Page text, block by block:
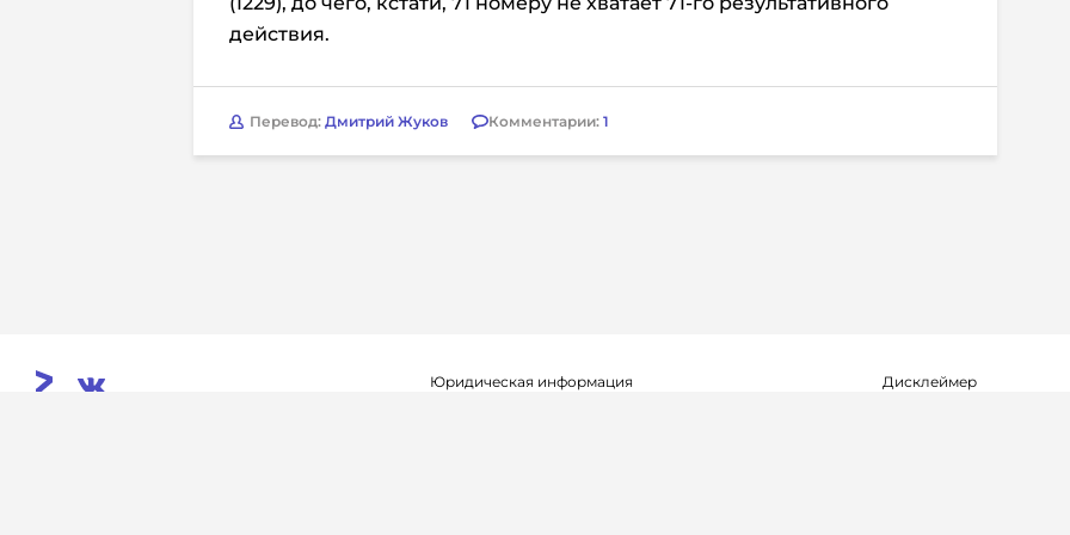
действия.
Перевод: Дмитрий Жуков Комментарии: 1
Юридическая информация Дисклеймер